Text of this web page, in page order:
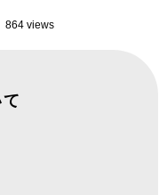
864 views